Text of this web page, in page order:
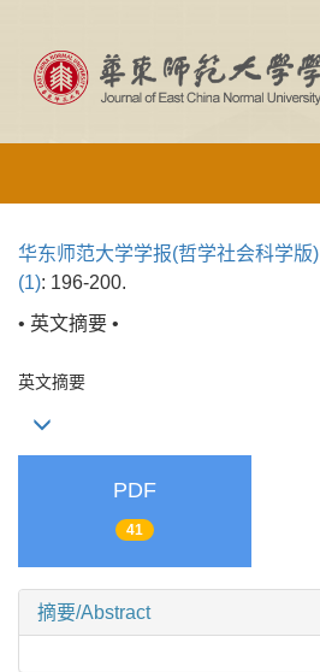
华东师范大学学报(哲学社会科学版)
(1): 196-200.
• 英文摘要 •
英文摘要
PDF
41
摘要/Abstract